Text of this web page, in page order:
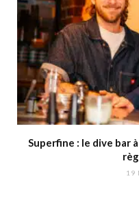
Superfine : le dive bar
19